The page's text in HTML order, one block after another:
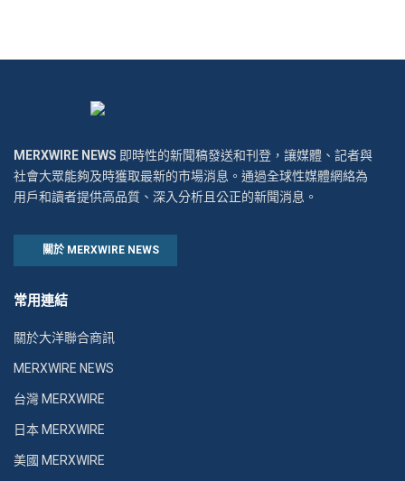
MERXWIRE NEWS 即時性的新聞稿發送和刊登，讓媒體、記者與
社會大眾能夠及時獲取最新的市場消息。通過全球性媒體網絡為
用戶和讀者提供高品質、深入分析且公正的新聞消息。
關於 MERXWIRE NEWS
常用連結
關於大洋聯合商訊
MERXWIRE NEWS
台灣 MERXWIRE
日本 MERXWIRE
美國 MERXWIRE